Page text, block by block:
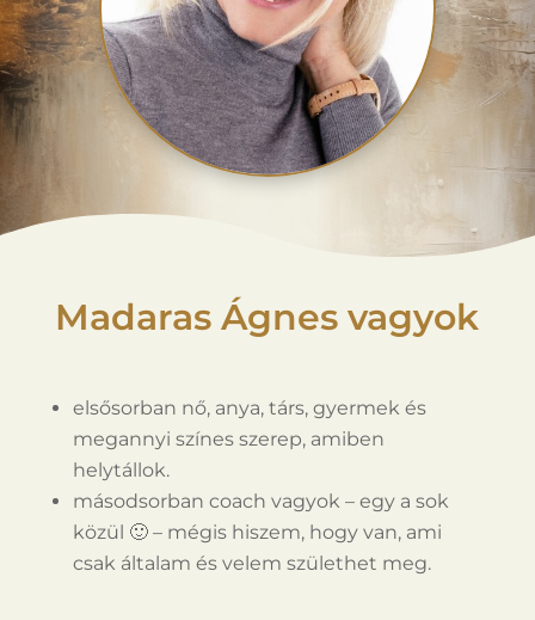
Madaras Ágnes vagyok
elsősorban nő, anya, társ, gyermek és
megannyi színes szerep, amiben
helytállok.
másodsorban coach vagyok – egy a sok
közül 🙂 – mégis hiszem, hogy van, ami
csak általam és velem születhet meg.